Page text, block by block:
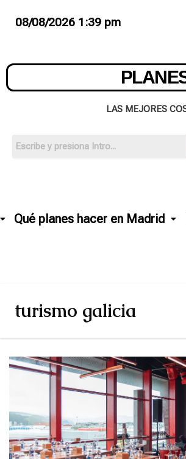
08/08/2026 1:39 pm
LAS MEJORES
Qué planes hacer en Madrid
turismo galicia